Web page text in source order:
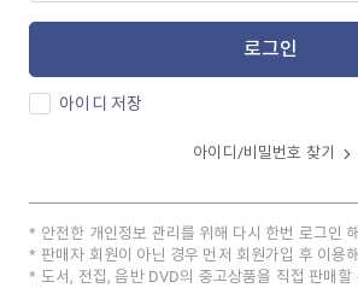
로그인
아이디 저장
아이디/비밀번호 찾기
안전한 개인정보 관리를 위해 다시 한번 로그인
판매자 회원이 아닌 경우 먼저 회원가입 후 이용
도서, 전집, 음반 DVD의 중고상품을 직접 판매할